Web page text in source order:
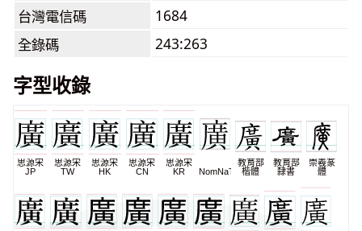
台灣電信碼
1684
全錄碼
243:263
字型收錄
思源宋
JP
思源宋
TW
思源宋
HK
思源宋
CN
思源宋
KR
NomNaTong
教育部
楷體
教育部
隸書
崇羲篆
體